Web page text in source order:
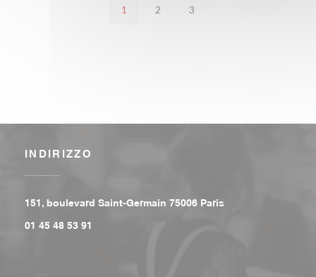
1 2 3
INDIRIZZO
151, boulevard Saint-Germain 75006 Paris
01 45 48 53 91